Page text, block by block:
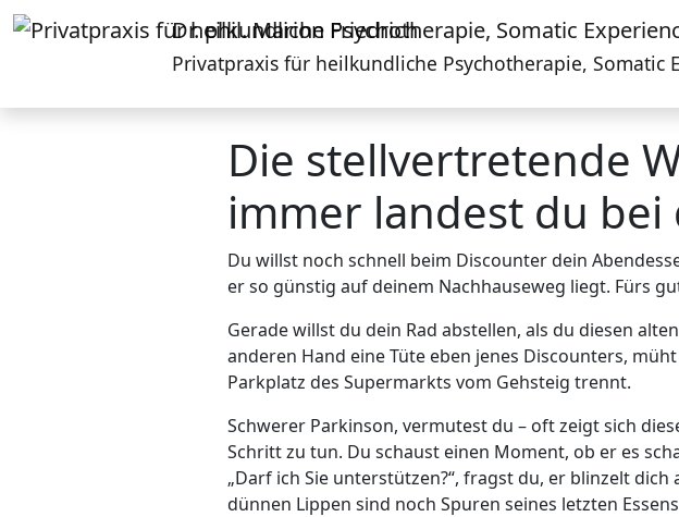
Dr. phil. Marion Friedrich
Privatpraxis für heilkundliche Psychotherapie,
Die stellvertretende
immer landest du bei
Du willst noch schnell beim Discounter dein
er so günstig auf deinem Nachhauseweg liegt. Fürs
Gerade willst du dein Rad abstellen, als du diesen
anderen Hand eine Tüte eben jenes Discounters,
Parkplatz des Supermarkts vom Gehsteig trennt.
Schwerer Parkinson, vermutest du – oft zeigt sich
Schritt zu tun. Du schaust einen Moment, ob er es
„Darf ich Sie unterstützen?“, fragst du, er blinzelt
dünnen Lippen sind noch Spuren seines letzten